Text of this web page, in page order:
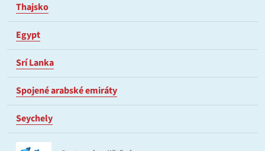
Thajsko
Egypt
Srí Lanka
Spojené arabské emiráty
Seychely